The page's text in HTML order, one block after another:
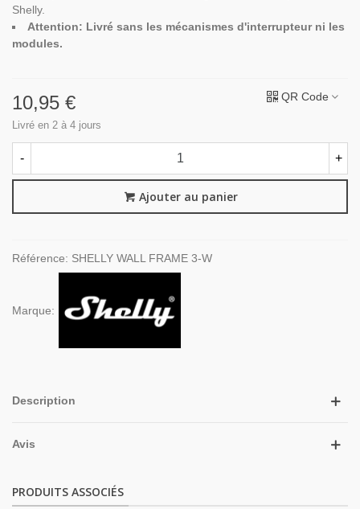
Shelly.
Attention: Livré sans les mécanismes d'interrupteur ni les
modules.
10,95 €
Livré en 2 à 4 jours
QR Code
- +
Ajouter au panier
Référence: SHELLY WALL FRAME 3-W
Marque:
Description
Avis
PRODUITS ASSOCIÉS